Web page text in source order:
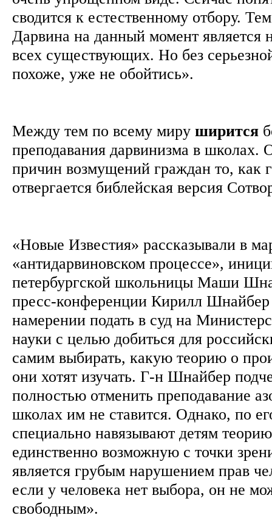
сводится к естественному отбору.
Дарвина на данный момент является
всех существующих. Но без
похоже, уже не обойтись».
Между тем по всему миру ширится
преподавания дарвинизма в школах.
причин возмущений граждан то, как
отвергается библейская версия
«Новые Известия» рассказывали в
«антидарвиновском процессе»,
петербургской школьницы Маши
пресс-конференции Кирилл
намерении подать в суд на
науки с целью добиться для
самим выбирать, какую теорию о
они хотят изучать. Г-н Шнайбер
полностью отменить преподавание
школах им не ставится. Однако, по
специально навязывают детям
единственно возможную с точки
является грубым нарушением прав
если у человека нет выбора, он не
свободным».